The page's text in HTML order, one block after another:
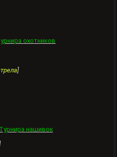
охотников
]
нашивок